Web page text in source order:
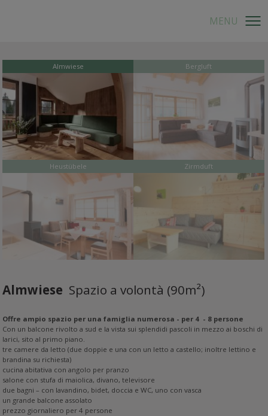
Almwiese Bergluft
Heustübele Zirmduft
Almwiese Spazio a volontà (90m²)
Offre ampio spazio per una famiglia numerosa - per 4 - 8 persone
Con un balcone rivolto a sud e la vista sui splendidi pascoli in mezzo ai boschi di
larici, sito al primo piano.
tre camere da letto (due doppie e una con un letto a castello; inoltre lettino e
brandina su richiesta)
cucina abitativa con angolo per pranzo
salone con stufa di maiolica, divano, televisore
due bagni – con lavandino, bidet, doccia e WC, uno con vasca
un grande balcone assolato
prezzo giornaliero per 4 persone